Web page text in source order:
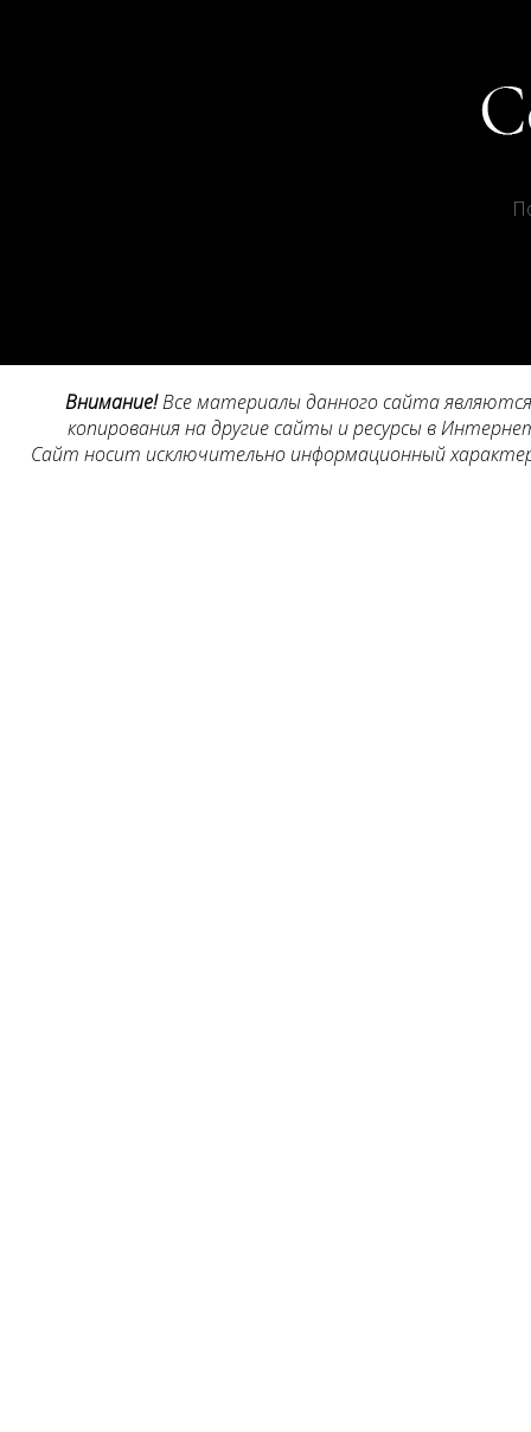
Внимание!Все материалы данного сайта
копирования на другие сайты и ресурсы в
Сайт носит исключительно информационный